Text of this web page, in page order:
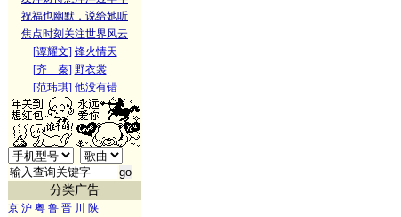
祝福也幽默，说给她听
焦点时刻关注世界风云
[谭耀文] 锋火情天
[齐 秦] 野衣裳
[范玮琪] 他没有错
分类广告
京 沪 粤 鲁 晋 川
陕